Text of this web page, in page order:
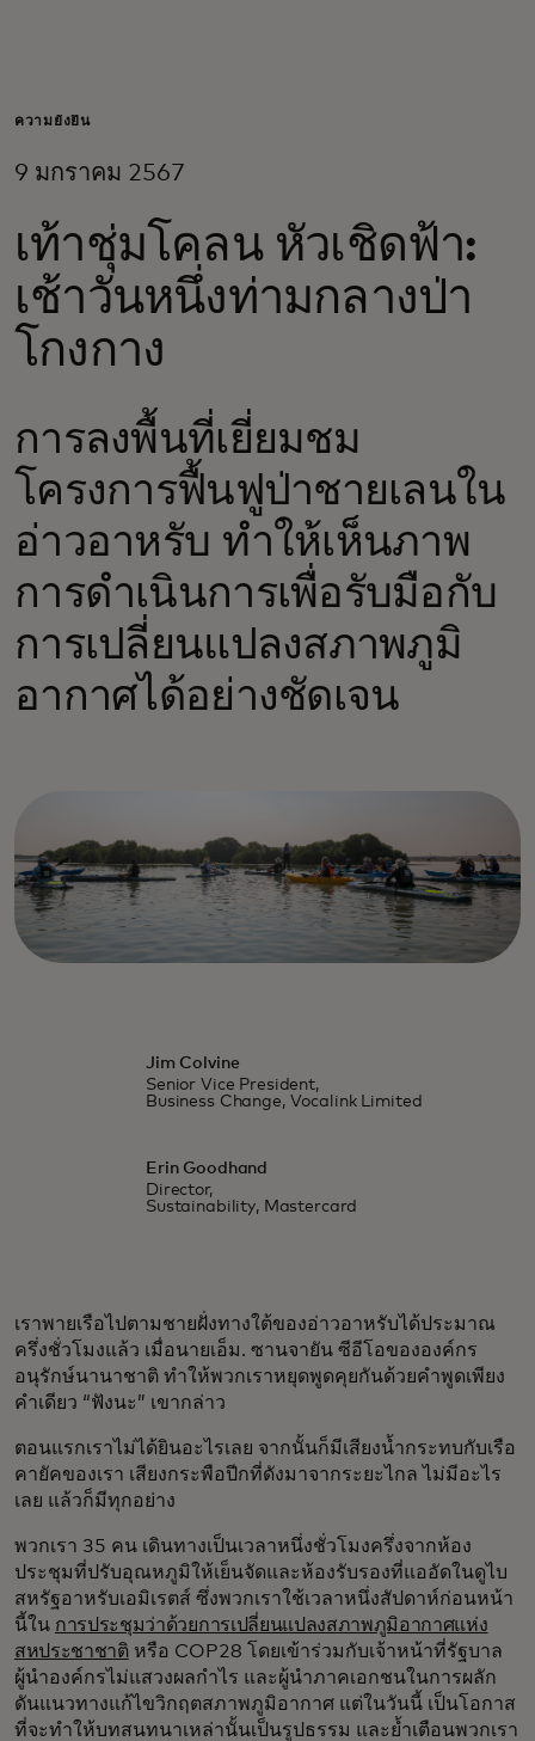
สำหรับธุรกิจ
สำหรับผู้สร้างนวัตกรรม
ข่าวสารและแนวโน้ม
ความยั่งยืน
9 มกราคม 2567
เท้าชุ่มโคลน หัวเชิดฟ้า:
เช้าวันหนึ่งท่ามกลางป่า
โกงกาง
การลงพื้นที่เยี่ยมชม
โครงการฟื้นฟูป่าชายเลนใน
อ่าวอาหรับ ทำให้เห็นภาพ
การดำเนินการเพื่อรับมือกับ
การเปลี่ยนแปลงสภาพภูมิ
อากาศได้อย่างชัดเจน
Jim Colvine
Senior Vice President,
Business Change, Vocalink Limited
Erin Goodhand
Director,
Sustainability, Mastercard
เราพายเรือไปตามชายฝั่งทางใต้ของอ่าวอาหรับได้ประมาณ
ครึ่งชั่วโมงแล้ว เมื่อนายเอ็ม. ซานจายัน ซีอีโอขององค์กร
อนุรักษ์นานาชาติ ทำให้พวกเราหยุดพูดคุยกันด้วยคำพูดเพียง
คำเดียว “ฟังนะ” เขากล่าว
ตอนแรกเราไม่ได้ยินอะไรเลย จากนั้นก็มีเสียงน้ำกระทบกับเรือ
คายัคของเรา เสียงกระพือปีกที่ดังมาจากระยะไกล ไม่มีอะไร
เลย แล้วก็มีทุกอย่าง
พวกเรา 35 คน เดินทางเป็นเวลาหนึ่งชั่วโมงครึ่งจากห้อง
ประชุมที่ปรับอุณหภูมิให้เย็นจัดและห้องรับรองที่แออัดในดูไบ
สหรัฐอาหรับเอมิเรตส์ ซึ่งพวกเราใช้เวลาหนึ่งสัปดาห์ก่อนหน้า
นี้ใน การประชุมว่าด้วยการเปลี่ยนแปลงสภาพภูมิอากาศแห่ง
สหประชาชาติหรือ COP28 โดยเข้าร่วมกับเจ้าหน้าที่รัฐบาล
ผู้นำองค์กรไม่แสวงผลกำไร และผู้นำภาคเอกชนในการผลัก
ดันแนวทางแก้ไขวิกฤตสภาพภูมิอากาศ แต่ในวันนี้ เป็นโอกาส
ที่จะทำให้บทสนทนาเหล่านั้นเป็นรูปธรรม และย้ำเตือนพวกเรา